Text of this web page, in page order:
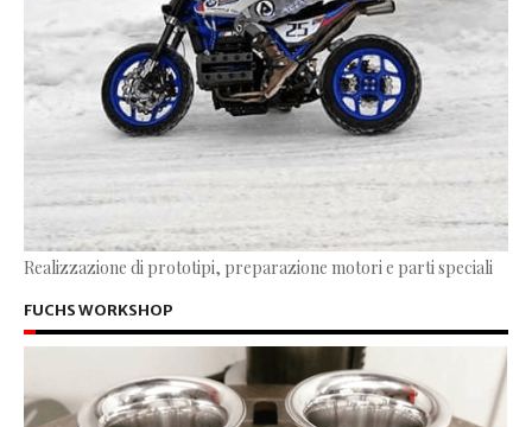
Realizzazione di prototipi, preparazione motori e parti speciali
FUCHS WORKSHOP